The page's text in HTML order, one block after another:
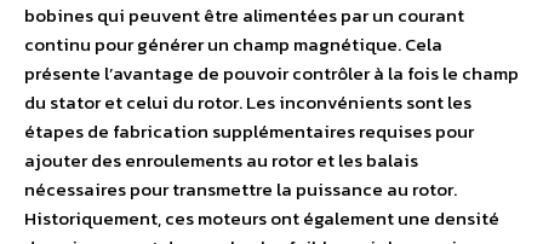
bobines qui peuvent être alimentées par un courant
continu pour générer un champ magnétique. Cela
présente l’avantage de pouvoir contrôler à la fois le champ
du stator et celui du rotor. Les inconvénients sont les
étapes de fabrication supplémentaires requises pour
ajouter des enroulements au rotor et les balais
nécessaires pour transmettre la puissance au rotor.
Historiquement, ces moteurs ont également une densité